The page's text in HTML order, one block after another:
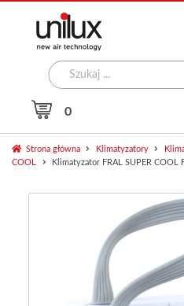
nawigacji
treści
0
Search
for:
Strona główna Klimatyzatory
COOL
Klimatyzator FRAL SUPER COOL